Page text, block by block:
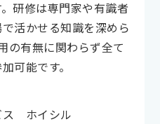
研修は専門家や有識者
活かせる知識を深めら
の有無に関わらず全て
可能です。
ス ホイシル